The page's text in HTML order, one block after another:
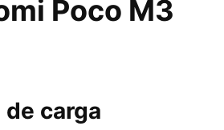
Poco M3
carga